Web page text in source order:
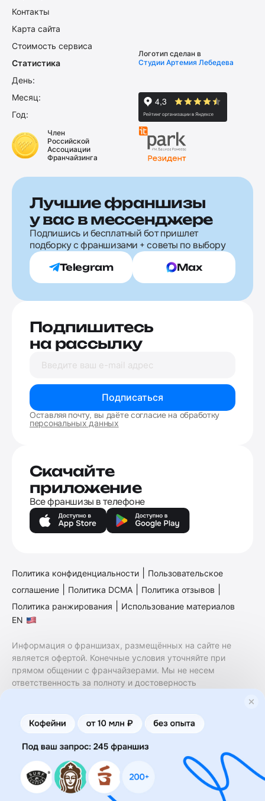
Контакты
Карта сайта
Стоимость сервиса
Статистика
День:
Месяц:
Год:
Логотип сделан в
Студии Артемия Лебедева
Член
Российской
Ассоциации
Франчайзинга
Лучшие франшизы
у вас в мессенджере
Подпишись и бесплатный бот пришлет
подборку с франшизами + советы по выбору
Telegram Max
Подпишитесь
на рассылку
Подписаться
Оставляя почту, вы даёте согласие на обработку
персональных данных
Скачайте
приложение
Все франшизы в телефоне
Политика конфиденциальности
Пользовательское
соглашение
Политика DCMA Политика отзывов
Политика ранжирования
Использование материалов
EN
Информация о франшизах, размещённых на сайте не
является офертой. Конечные условия уточняйте при
прямом общении с франчайзерами. Мы не несем
ответственность за полноту и достоверность
финансовые услуги. Заключение договоров
коммерческой концессии (франчайзинга) осуществляется
правообладателями/их представителями. Бизнесменс.ру
не является посредником или представителем
правообладателя и не несет ответственность за условия
предоставления франшизы и действия лиц,
осуществленные на основании информации, имеющейся